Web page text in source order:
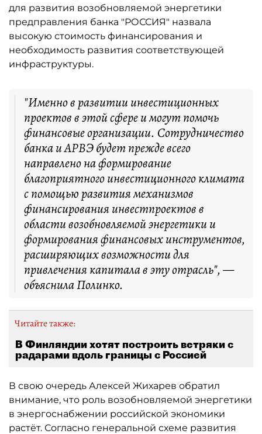
для развития возобновляемой энергетики
предправления банка "РОССИЯ" назвала
высокую стоимость финансирования и
необходимость развития соответствующей
инфраструктуры.
"Именно в развитии инвестиционных
проектов в этой сфере и могут помочь
финансовые организации. Сотрудничество
банка и АРВЭ будет прежде всего
направлено на формирование
благоприятного инвестиционного климата
с помощью развития механизмов
финансирования инвестпроектов в
области возобновляемой энергетики и
формирования финансовых инструментов,
расширяющих возможности для
привлечения капитала в эту отрасль", —
объяснила Полинко.
Читайте также:
В Финляндии хотят построить ветряки с
радарами вдоль границы с Россией
В свою очередь Алексей Жихарев обратил
внимание, что роль возобновляемой энергетики
в энергоснабжении российской экономики
растёт. Согласно генеральной схеме развития